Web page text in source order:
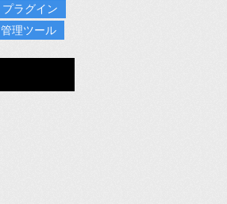
プラグイン
管理ツール